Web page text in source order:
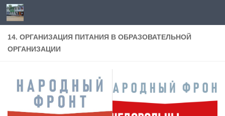
Перейти к содержимому
14. ОРГАНИЗАЦИЯ ПИТАНИЯ В ОБРАЗОВАТЕЛЬНОЙ
ОРГАНИЗАЦИИ